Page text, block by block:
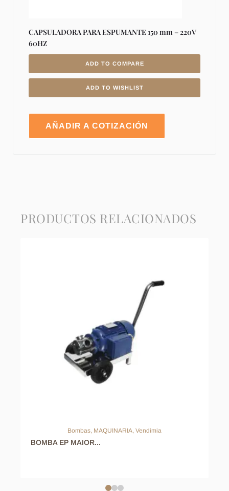
CAPSULADORA PARA ESPUMANTE 150 mm – 220V
60HZ
ADD TO COMPARE
ADD TO WISHLIST
AÑADIR A COTIZACIÓN
PRODUCTOS RELACIONADOS
Bombas, MAQUINARIA, Vendimia
BOMBA EP MAIOR...